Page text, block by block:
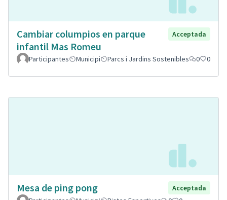
Cambiar columpios en parque
infantil Mas Romeu
Acceptada
Participantes Municipi Parcs i Jardins Sostenibles 0 0
Mesa de ping pong
Acceptada